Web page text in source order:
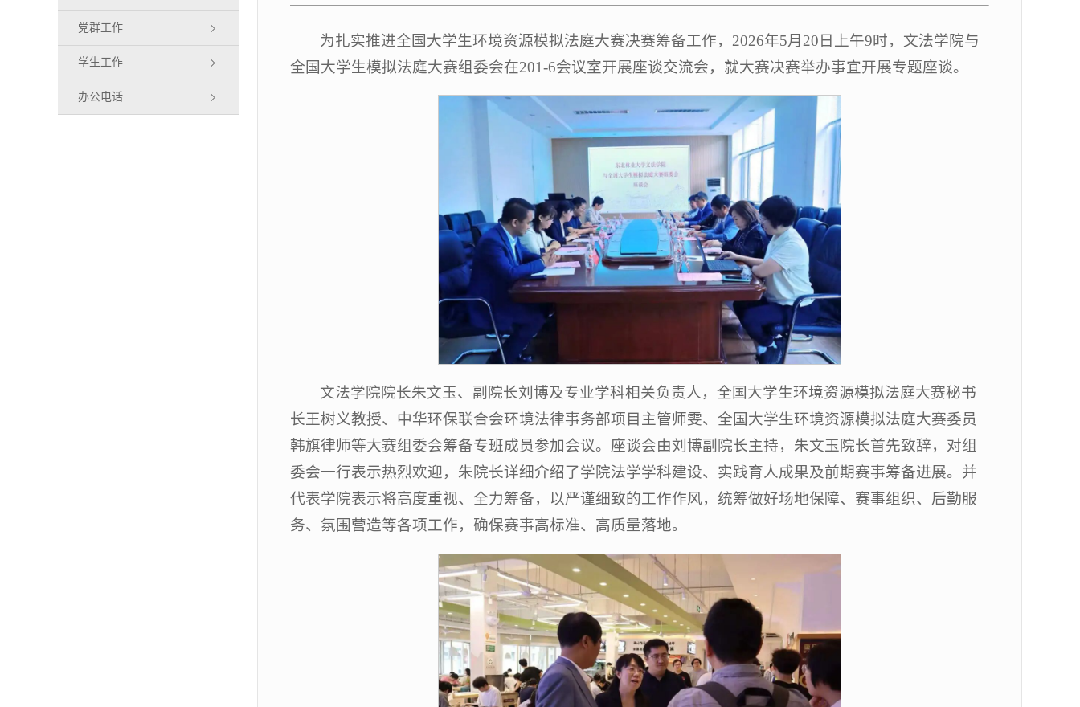
党群工作
学生工作
办公电话
为扎实推进全国大学生环境资源模拟法庭大赛决赛筹备工作，2026年5月20日上午9时，文法学院与
全国大学生模拟法庭大赛组委会在201-6会议室开展座谈交流会，就大赛决赛举办事宜开展专题座谈。
文法学院院长朱文玉、副院长刘博及专业学科相关负责人，全国大学生环境资源模拟法庭大赛秘书
长王树义教授、中华环保联合会环境法律事务部项目主管师雯、全国大学生环境资源模拟法庭大赛委员
韩旗律师等大赛组委会筹备专班成员参加会议。座谈会由刘博副院长主持，朱文玉院长首先致辞，对组
委会一行表示热烈欢迎，朱院长详细介绍了学院法学学科建设、实践育人成果及前期赛事筹备进展。并
代表学院表示将高度重视、全力筹备，以严谨细致的工作作风，统筹做好场地保障、赛事组织、后勤服
务、氛围营造等各项工作，确保赛事高标准、高质量落地。